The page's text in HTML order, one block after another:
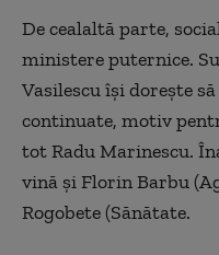
De cealaltă parte,
ministere puternice.
Vasilescu își dorește
continuate, motiv
tot Radu Marinescu.
vină și Florin Barbu
Rogobete (Sănătate.